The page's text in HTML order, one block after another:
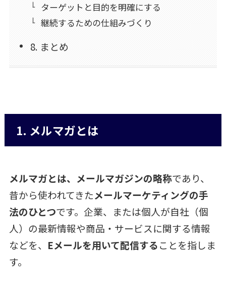
ターゲットと目的を明確にする
継続するための仕組みづくり
8. まとめ
1. メルマガとは
メルマガとは、メールマガジンの略称であり、
昔から使われてきたメールマーケティングの手
法のひとつです。企業、または個人が自社（個
人）の最新情報や商品・サービスに関する情報
などを、 Eメールを用いて配信することを指しま
す。